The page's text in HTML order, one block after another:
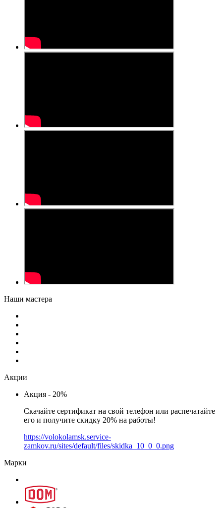
Наши мастера
Акции
Акция - 20%
Скачайте сертификат на свой телефон или распечатайте
его и получите скидку 20% на работы!
https://volokolamsk.service-
zamkov.ru/sites/default/files/skidka_10_0_0.png
Марки